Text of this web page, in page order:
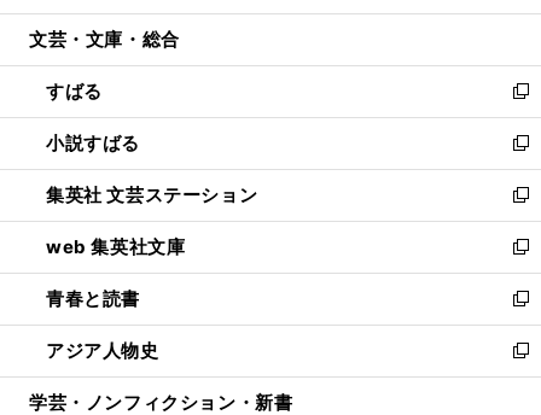
開
ウ
開
く
ン
ウ
で
開
く
ウ
ン
ド
ウ
で
開
く
文芸・文庫・総合
すばる
新
し
い
ウ
ィ
ン
ド
ウ
で
開
く
小説すばる
新
し
い
ウ
ィ
ン
ド
ウ
で
開
集英社 文芸ステーション
新
し
い
ウ
ィ
ン
ド
ウ
web 集英社文庫
新
し
い
ウ
ィ
ン
青春と読書
新
し
い
ウ
アジア人物史
新
し
学芸・ノンフィクション・新書